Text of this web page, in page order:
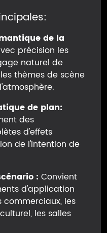
de la
précision les
naturel de
thèmes de scène
de plan:
des
d'effets
de l'intention de
: Convient
d'application
commerciaux, les
les salles